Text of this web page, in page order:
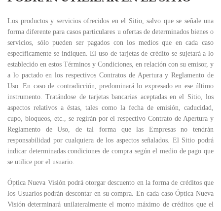
Los productos y servicios ofrecidos en el Sitio, salvo que se señale una
forma diferente para casos particulares u ofertas de determinados bienes o
servicios, sólo pueden ser pagados con los medios que en cada caso
específicamente se indiquen. El uso de tarjetas de crédito se sujetará a lo
establecido en estos Términos y Condiciones, en relación con su emisor, y
a lo pactado en los respectivos Contratos de Apertura y Reglamento de
Uso. En caso de contradicción, predominará lo expresado en ese último
instrumento. Tratándose de tarjetas bancarias aceptadas en el Sitio, los
aspectos relativos a éstas, tales como la fecha de emisión, caducidad,
cupo, bloqueos, etc., se regirán por el respectivo Contrato de Apertura y
Reglamento de Uso, de tal forma que las Empresas no tendrán
responsabilidad por cualquiera de los aspectos señalados. El Sitio podrá
indicar determinadas condiciones de compra según el medio de pago que
se utilice por el usuario.
Óptica Nueva Visión podrá otorgar descuento en la forma de créditos que
los Usuarios podrán descontar en su compra. En cada caso Óptica Nueva
Visión determinará unilateralmente el monto máximo de créditos que el